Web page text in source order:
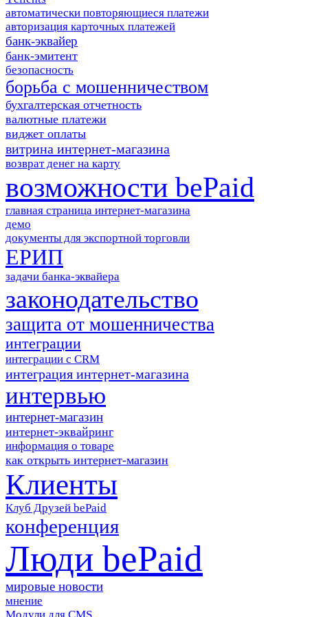
автоматически повторяющиеся платежи
авторизация карточных платежей
банк-эквайер
банк-эмитент
безопасность
борьба с мошенничеством
бухгалтерская отчетность
валютные платежи
виджет оплаты
витрина интернет-магазина
возврат денег на карту
возможности bePaid
главная страница интернет-магазина
демо
документы для экспортной торговли
ЕРИП
задачи банка-эквайера
законодательство
защита от мошенничества
интеграции
интеграции с CRM
интеграция интернет-магазина
интервью
интернет-магазин
интернет-эквайринг
информация о товаре
как открыть интернет-магазин
Клиенты
Клуб Друзей bePaid
конференция
Люди bePaid
мировые новости
мнение
Модули для CMS